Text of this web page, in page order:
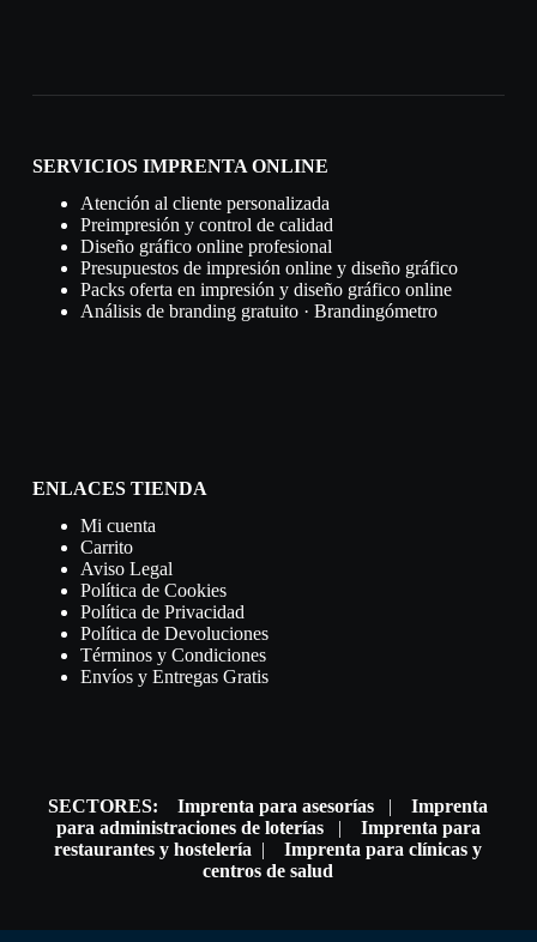
SERVICIOS IMPRENTA ONLINE
Atención al cliente personalizada
Preimpresión y control de calidad
Diseño gráfico online profesional
Presupuestos de impresión online y diseño gráfico
Packs oferta en impresión y diseño gráfico online
Análisis de branding gratuito · Brandingómetro
ENLACES TIENDA
Mi cuenta
Carrito
Aviso Legal
Política de Cookies
Política de Privacidad
Política de Devoluciones
Términos y Condiciones
Envíos y Entregas Gratis
SECTORES: Imprenta para asesorías |Imprenta
para administraciones de loterías| Imprenta para
restaurantes y hostelería |Imprenta para clínicas y
centros de salud